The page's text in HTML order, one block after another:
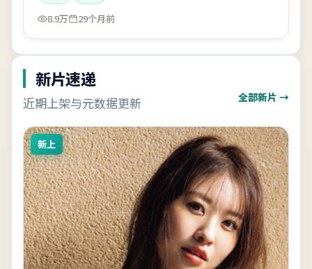
8.9万
29个月前
新片速递
近期上架与元数据更新 全部新片 →
新上